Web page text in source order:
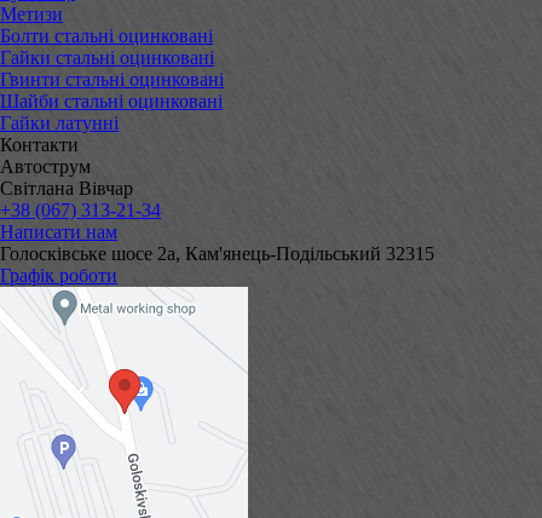
Метизи
Болти стальні оцинковані
Гайки стальні оцинковані
Гвинти стальні оцинковані
Шайби стальні оцинковані
Гайки латунні
Контакти
Автострум
Світлана Вівчар
+38 (067) 313-21-34
Написати нам
Голосківське шосе 2а, Кам'янець-Подільський 32315
Графік роботи